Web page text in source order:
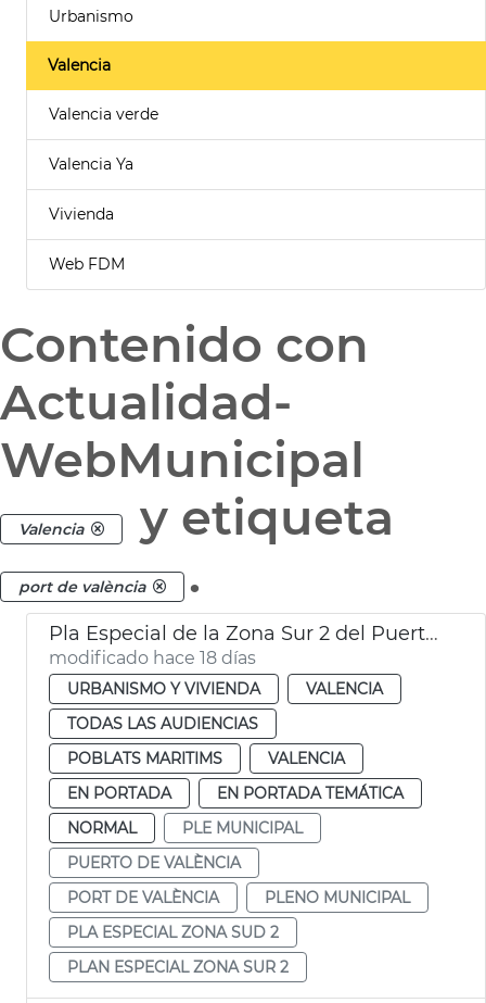
Urbanismo
Valencia
Valencia verde
Valencia Ya
Vivienda
Web FDM
Contenido con
Actualidad-
WebMunicipal
Valencia y etiqueta
port de valència .
Pla Especial de la Zona Sur 2 del Puerto de València
modificado hace 18 días
URBANISMO Y VIVIENDA
VALENCIA
TODAS LAS AUDIENCIAS
POBLATS MARITIMS
VALENCIA
EN PORTADA
EN PORTADA TEMÁTICA
NORMAL
PLE MUNICIPAL
PUERTO DE VALÈNCIA
PORT DE VALÈNCIA
PLENO MUNICIPAL
PLA ESPECIAL ZONA SUD 2
PLAN ESPECIAL ZONA SUR 2